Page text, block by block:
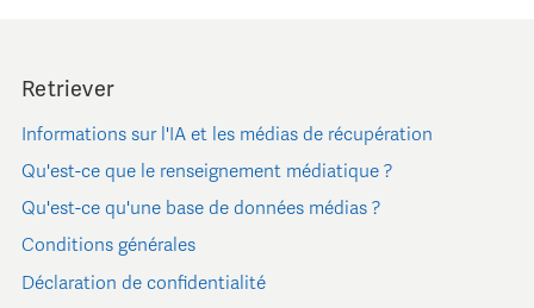
Retriever
Informations sur l'IA et les médias de récupération
Qu'est-ce que le renseignement médiatique ?
Qu'est-ce qu'une base de données médias ?
Conditions générales
Déclaration de confidentialité